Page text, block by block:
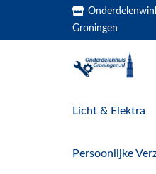
Groningen
Licht & Elektra
Persoonlijke